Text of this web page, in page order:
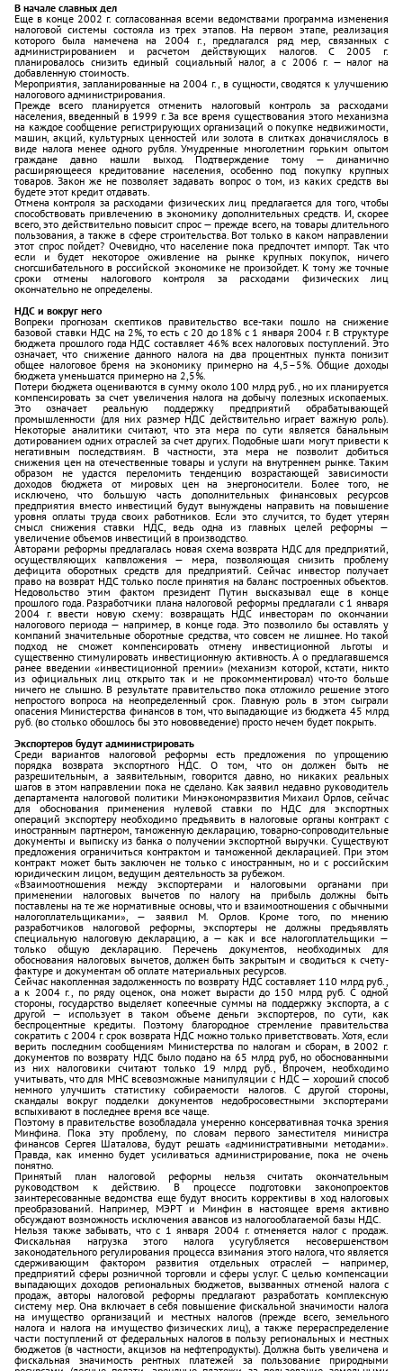
В начале славных дел
Еще в конце 2002 г. согласованная всеми ведомствами программа изменения
налоговой системы состояла из трех этапов. На первом этапе, реализация
которого была намечена на 2004 г., предлагался ряд мер, связанных с
администрированием и расчетом действующих налогов. С 2005 г.
планировалось снизить единый социальный налог, а с 2006 г. — налог на
добавленную стоимость.
Мероприятия, запланированные на 2004 г., в сущности, сводятся к улучшению
налогового администрирования.
Прежде всего планируется отменить налоговый контроль за расходами
населения, введенный в 1999 г. За все время существования этого механизма
на каждое сообщение регистрирующих организаций о покупке недвижимости,
машин, акций, культурных ценностей или золота в слитках доначислялось в
виде налога менее одного рубля. Умудренные многолетним горьким опытом
граждане давно нашли выход. Подтверждение тому — динамично
расширяющееся кредитование населения, особенно под покупку крупных
товаров. Закон же не позволяет задавать вопрос о том, из каких средств вы
будете этот кредит отдавать.
Отмена контроля за расходами физических лиц предлагается для того, чтобы
способствовать привлечению в экономику дополнительных средств. И, скорее
всего, это действительно повысит спрос — прежде всего, на товары длительного
пользования, а также в сфере строительства. Вот только в каком направлении
этот спрос пойдет? Очевидно, что население пока предпочтет импорт. Так что
если и будет некоторое оживление на рынке крупных покупок, ничего
сногсшибательного в российской экономике не произойдет. К тому же точные
сроки отмены налогового контроля за расходами физических лиц
окончательно не определены.
НДС и вокруг него
Вопреки прогнозам скептиков правительство все-таки пошло на снижение
базовой ставки НДС на 2%, то есть с 20 до 18% с 1 января 2004 г. В структуре
бюджета прошлого года НДС составляет 46% всех налоговых поступлений. Это
означает, что снижение данного налога на два процентных пункта понизит
общее налоговое бремя на экономику примерно на 4,5–5%. Общие доходы
бюджета уменьшатся примерно на 2,5%.
Потери бюджета оцениваются в сумму около 100 млрд руб., но их планируется
компенсировать за счет увеличения налога на добычу полезных ископаемых.
Это означает реальную поддержку предприятий обрабатывающей
промышленности (для них размер НДС действительно играет важную роль).
Некоторые аналитики считают, что эта мера по сути является банальным
дотированием одних отраслей за счет других. Подобные шаги могут привести к
негативным последствиям. В частности, эта мера не позволит добиться
снижения цен на отечественные товары и услуги на внутреннем рынке. Таким
образом не удастся переломить тенденцию возрастающей зависимости
доходов бюджета от мировых цен на энергоносители. Более того, не
исключено, что большую часть дополнительных финансовых ресурсов
предприятия вместо инвестиций будут вынуждены направить на повышение
уровня оплаты труда своих работников. Если это случится, то будет утерян
смысл снижения ставки НДС, ведь одна из главных целей реформы —
увеличение объемов инвестиций в производство.
Авторами реформы предлагалась новая схема возврата НДС для предприятий,
осуществляющих капвложения — мера, позволяющая снизить проблему
дефицита оборотных средств для предприятий. Сейчас инвестор получает
право на возврат НДС только после принятия на баланс построенных объектов.
Недовольство этим фактом президент Путин высказывал еще в конце
прошлого года. Разработчики плана налоговой реформы предлагали с 1 января
2004 г. ввести новую схему: возвращать НДС инвесторам по окончании
налогового периода — например, в конце года. Это позволило бы оставлять у
компаний значительные оборотные средства, что совсем не лишнее. Но такой
подход не сможет компенсировать отмену инвестиционной льготы и
существенно стимулировать инвестиционную активность. А о предлагавшемся
ранее введении «инвестиционной премии» (механизм которой, кстати, никто
из официальных лиц открыто так и не прокомментировал) что-то больше
ничего не слышно. В результате правительство пока отложило решение этого
непростого вопроса на неопределенный срок. Главную роль в этом сыграли
опасения Министерства финансов в том, что выпадающие из бюджета 45 млрд
руб. (во столько обошлось бы это нововведение) просто нечем будет покрыть.
Экспортеров будут администрировать
Среди вариантов налоговой реформы есть предложения по упрощению
порядка возврата экспортного НДС. О том, что он должен быть не
разрешительным, а заявительным, говорится давно, но никаких реальных
шагов в этом направлении пока не сделано. Как заявил недавно руководитель
департамента налоговой политики Минэкономразвития Михаил Орлов, сейчас
для обоснования применения нулевой ставки по НДС для экспортных
операций экспортеру необходимо предъявить в налоговые органы контракт с
иностранным партнером, таможенную декларацию, товарно-сопроводительные
документы и выписку из банка о получении экспортной выручки. Существуют
предложения ограничиться контрактом и таможенной декларацией. При этом
контракт может быть заключен не только с иностранным, но и с российским
юридическим лицом, ведущим деятельность за рубежом.
«Взаимоотношения между экспортерами и налоговыми органами при
применении налоговых вычетов по налогу на прибыль должны быть
поставлены на те же нормативные основы, что и взаимоотношения с обычными
налогоплательщиками», — заявил М. Орлов. Кроме того, по мнению
разработчиков налоговой реформы, экспортеры не должны предъявлять
специальную налоговую декларацию, а — как и все налогоплательщики —
только общую декларацию. Перечень документов, необходимых для
обоснования налоговых вычетов, должен быть закрытым и сводиться к счету-
фактуре и документам об оплате материальных ресурсов.
Сейчас накопленная задолженность по возврату НДС составляет 110 млрд руб.,
а к 2004 г., по ряду оценок, она может вырасти до 150 млрд руб. С одной
стороны, государство выделяет копеечные суммы на поддержку экспорта, а с
другой — использует в таком объеме деньги экспортеров, по сути, как
беспроцентные кредиты. Поэтому благородное стремление правительства
сократить с 2004 г. срок возврата НДС можно только приветствовать. Хотя, если
верить последним сообщениям Министерства по налогам и сборам, в 2002 г.
документов по возврату НДС было подано на 65 млрд руб, но обоснованными
из них налоговики считают только 19 млрд руб., Впрочем, необходимо
учитывать, что для МНС всевозможные манипуляции с НДС — хороший способ
немного улучшить статистику собираемости налогов. С другой стороны,
скандалы вокруг подделки документов недобросовестными экспортерами
вспыхивают в последнее время все чаще.
Поэтому в правительстве возобладала умеренно консервативная точка зрения
Минфина. Пока эту проблему, по словам первого заместителя министра
финансов Сергея Шаталова, будут решать «административными методами».
Правда, как именно будет усиливаться администрирование, пока не очень
понятно.
Принятый план налоговой реформы нельзя считать окончательным
руководством к действию. В процессе подготовки законопроектов
заинтересованные ведомства еще будут вносить коррективы в ход налоговых
преобразований. Например, МЭРТ и Минфин в настоящее время активно
обсуждают возможность исключения авансов из налогооблагаемой базы НДС.
Нельзя также забывать, что с 1 января 2004 г. отменяется налог с продаж.
Фискальная нагрузка этого налога усугубляется несовершенством
законодательного регулирования процесса взимания этого налога, что является
сдерживающим фактором развития отдельных отраслей — например,
предприятий сферы розничной торговли и сферы услуг. С целью компенсации
выпадающих доходов региональных бюджетов, вызванных отменой налога с
продаж, авторы налоговой реформы предлагают разработать комплексную
систему мер. Она включает в себя повышение фискальной значимости налога
на имущество организаций и местных налогов (прежде всего, земельного
налога и налога на имущество физических лиц), а также перераспределение
части поступлений от федеральных налогов в пользу региональных и местных
бюджетов (в частности, акцизов на нефтепродукты). Должна быть увеличена и
фискальная значимость рентных платежей за пользование природными